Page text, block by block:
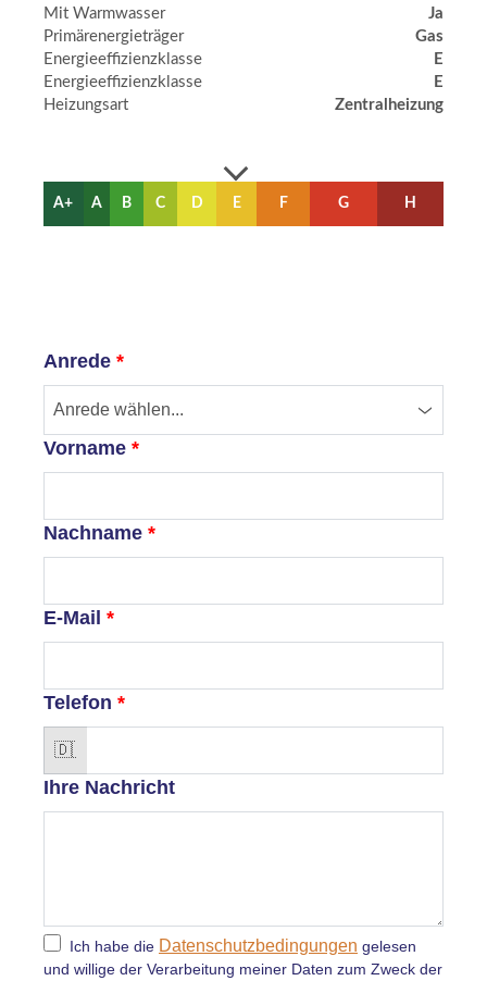
Mit Warmwasser
Ja
Primärenergieträger
Gas
Energieeffizienzklasse
E
Energieeffizienzklasse
E
Heizungsart
Zentralheizung
A+ A B C D E F G H
Anrede *
Anrede wählen...
Vorname *
Nachname *
E-Mail *
Telefon *
Ihre Nachricht
Ich habe die Datenschutzbedingungen gelesen
und willige der Verarbeitung meiner Daten zum Zweck der